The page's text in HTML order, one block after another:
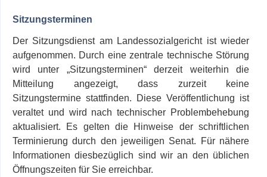
Sitzungsterminen
Der Sitzungsdienst am Landessozialgericht ist wieder
aufgenommen. Durch eine zentrale technische Störung
wird unter „Sitzungsterminen“ derzeit weiterhin die
Mitteilung angezeigt, dass zurzeit keine
Sitzungstermine stattfinden. Diese Veröffentlichung ist
veraltet und wird nach technischer Problembehebung
aktualisiert. Es gelten die Hinweise der schriftlichen
Terminierung durch den jeweiligen Senat. Für nähere
Informationen diesbezüglich sind wir an den üblichen
Öffnungszeiten für Sie erreichbar.